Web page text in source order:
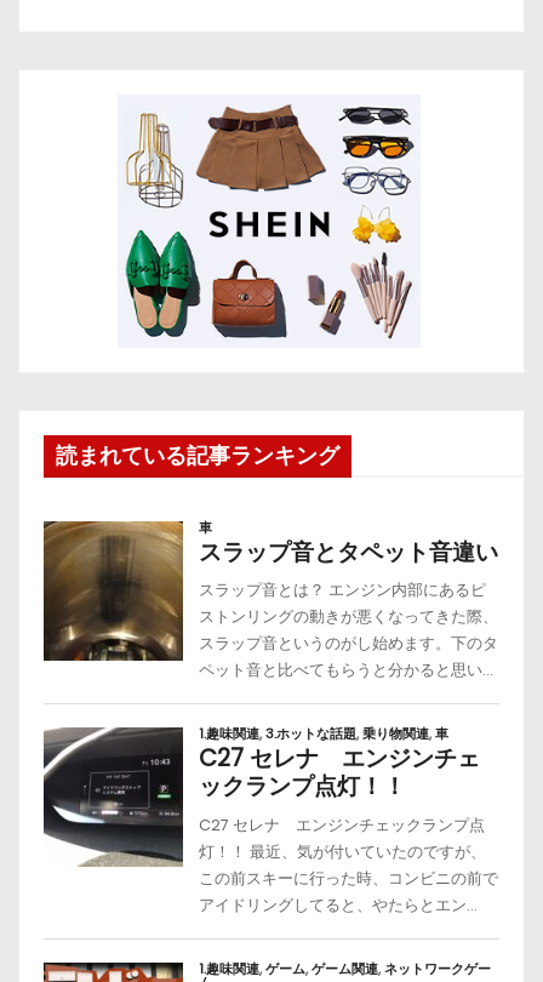
読まれている記事ランキング